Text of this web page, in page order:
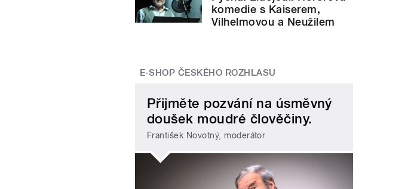
komedie s Kaiserem,
Vilhelmovou a Neužilem
E-SHOP ČESKÉHO ROZHLASU
Přijměte pozvání na úsměvný
doušek moudré člověčiny.
František Novotný, moderátor